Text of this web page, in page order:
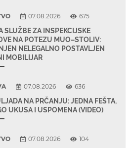
07.08.2026 675
SLUŽBE ZA INSPEKCIJSKE
NA POTEZU MUO–STOLIV:
NELEGALNO POSTAVLJEN
MOBILIJAR
07.08.2026 636
NA PRČANJU: JEDNA FEŠTA,
UKUSA I USPOMENA (VIDEO)
07.08.2026 104